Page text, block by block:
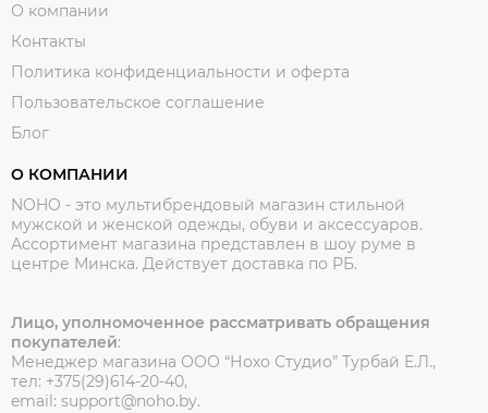
О компании
Контакты
Политика конфиденциальности и оферта
Пользовательское соглашение
Блог
О КОМПАНИИ
NOHO - это мультибрендовый магазин стильной
мужской и женской одежды, обуви и аксессуаров.
Ассортимент магазина представлен в шоу руме в
центре Минска. Действует доставка по РБ.
Лицо, уполномоченное рассматривать обращения
покупателей:
Менеджер магазина ООО “Нохо Студио” Турбай Е.Л.,
тел: +375(29)614-20-40,
email: support@noho.by.